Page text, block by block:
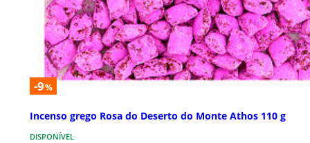
-9%
Incenso grego Rosa do Deserto do Monte Athos 110 g
DISPONÍVEL